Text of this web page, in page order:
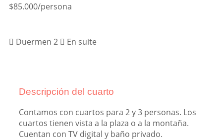
$85.000/persona
Duermen 2 En suite
Descripción del cuarto
Contamos con cuartos para 2 y 3 personas. Los
cuartos tienen vista a la plaza o a la montaña.
Cuentan con TV digital y baño privado.